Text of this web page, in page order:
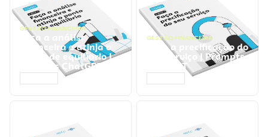
GESTÃO FINANCEIRA
Faça a análise
financeira e atinja o
ponto de equilíbrio |
Prompts ChatGPT
GESTÃO FINANCEIRA
Faça a precificação do
seu serviço | Prompts
ChatGPT